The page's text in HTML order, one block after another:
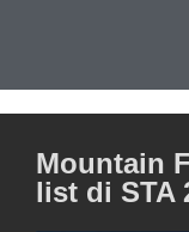
Mountain
list di STA